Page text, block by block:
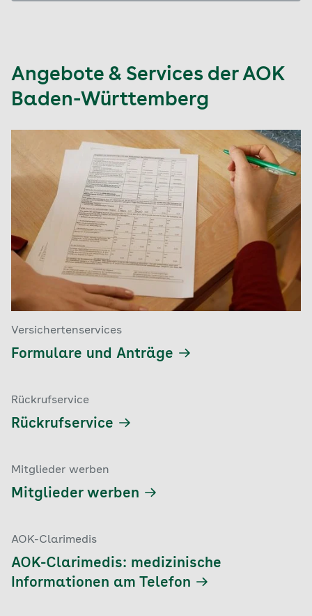
Angebote & Services der AOK
Baden-Württemberg
Versichertenservices
Formulare und Anträge
Rückrufservice
Rückrufservice
Mitglieder werben
Mitglieder werben
AOK-Clarimedis
AOK-Clarimedis: medizinische
Informationen am Telefon